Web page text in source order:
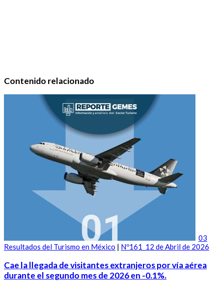
Contenido relacionado
03
Resultados del Turismo en México | Nº161_12 de Abril de 2026
Cae la llegada de visitantes extranjeros por vía aérea
durante el segundo mes de 2026 en -0.1%.